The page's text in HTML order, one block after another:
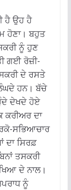
ਹੈ ਉਹ ਹੈ
ਹੋਣਾ। ਬਹੁਤ
ਨੂੰ ਹੁਣ
ਗਈ ਰੋਜ਼ੀ-
ਦੇ ਰਸਤੇ
ਹਨ। ਬੱਚੇ
ਦੇਖਦੇ ਹੋਏ
ਦਾ
ਸਭਿਆਚਾਰ
ਦਾ ਸਿਰਫ਼
ਤਸਕਰੀ
ਦੇ ਨਾਲ।
ਨੂੰ